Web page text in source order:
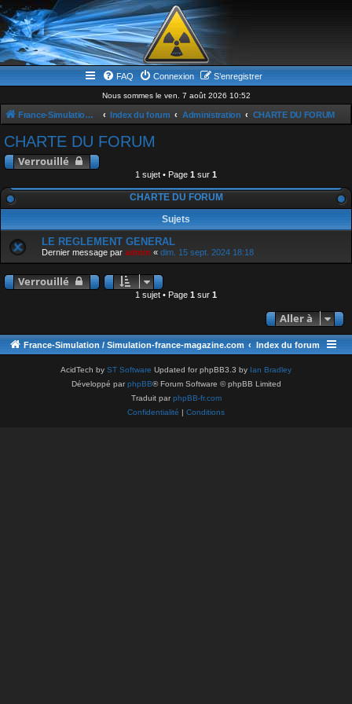
FAQ Connexion S’enregistrer
Nous sommes le ven. 7 août 2026 10:52
France-Simulation / Simulation-france-magazine.com Index du forum Administration CHARTE DU FORUM
CHARTE DU FORUM
Verrouillé
1 sujet • Page 1 sur 1
CHARTE DU FORUM
Sujets
LE REGLEMENT GENERAL
Dernier message par admin « dim. 15 sept. 2024 18:18
Verrouillé
1 sujet • Page 1 sur 1
Aller à
France-Simulation / Simulation-france-magazine.com Index du forum
AcidTech by ST Software Updated for phpBB3.3 by Ian Bradley
Développé parphpBB® Forum Software © phpBB Limited
Traduit parphpBB-fr.com
Confidentialité | Conditions